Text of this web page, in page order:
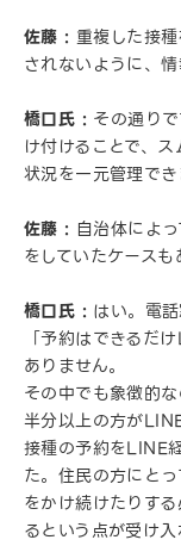
佐藤 : 重複した接
されないように、情
橋口氏 : その通り
け付けることで、
状況を一元管理でき
佐藤 : 自治体によ
をしていたケースも
橋口氏 : はい。電
「予約はできるだ
ありません。
その中でも象徴的
半分以上の方が
接種の予約をLINE
た。住民の方にと
をかけ続けたりす
るという点が受け入